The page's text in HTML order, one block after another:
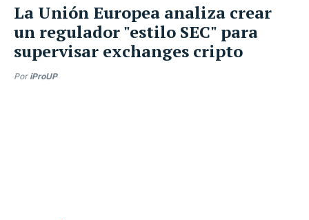
La Unión Europea analiza crear
un regulador "estilo SEC" para
supervisar exchanges cripto
Por iProUP